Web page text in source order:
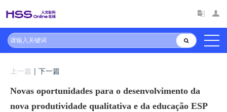
上一篇 | 下一篇
Novas oportunidades para o desenvolvimento da
nova produtividade qualitativa e da educação ESP